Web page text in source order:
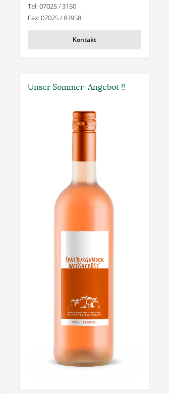
Tel: 07025 / 3150
Fax: 07025 / 83958
Kontakt
Unser Sommer-Angebot !!